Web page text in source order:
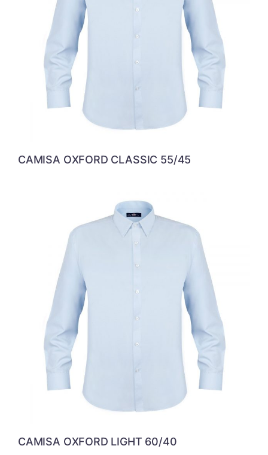
CAMISA OXFORD CLASSIC 55/45
CAMISA OXFORD LIGHT 60/40